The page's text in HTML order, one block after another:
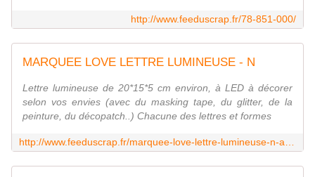
http://www.feeduscrap.fr/78-851-000/
MARQUEE LOVE LETTRE LUMINEUSE - N
Lettre lumineuse de 20*15*5 cm environ, à LED à décorer
selon vos envies (avec du masking tape, du glitter, de la
peinture, du décopatch..) Chacune des lettres et formes